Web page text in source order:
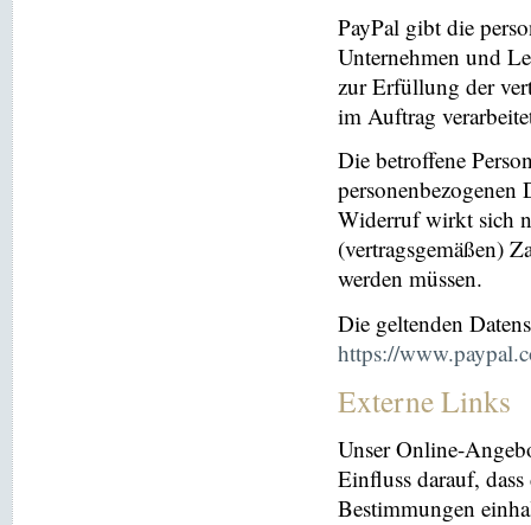
PayPal gibt die
Unternehmen und
zur Erfüllung der
im Auftrag
Die betroffene
personenbezogenen
Widerruf wirkt sich
(vertragsgemäßen)
werden müssen.
Die geltenden
https://
Externe Links
Unser Online-
Einfluss darauf,
Bestimmungen